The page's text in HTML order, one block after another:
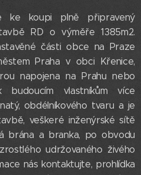
ke koupi plně připravený
RD o výměře 1385m2.
části obce na Praze
Praha v obci Křenice,
napojena na Prahu nebo
vlastníkům více
obdélníkového tvaru a je
veškeré inženýrské sítě
brána a branka, po obvodu
udržovaného živého
nás kontaktujte, prohlídka